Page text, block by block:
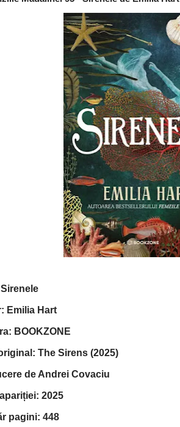
Emilia Hart
BOOKZONE
The Sirens (2025)
de Andrei Covaciu
2025
pagini: 448